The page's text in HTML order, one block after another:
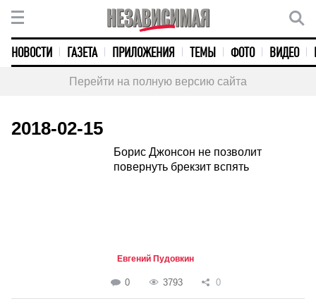
НОВОСТИ ГАЗЕТА ПРИЛОЖЕНИЯ ТЕМЫ ФОТО ВИДЕО
Перейти на полную версию сайта
2018-02-15
Борис Джонсон не позволит
повернуть брекзит вспять
Евгений Пудовкин
0 3793 0